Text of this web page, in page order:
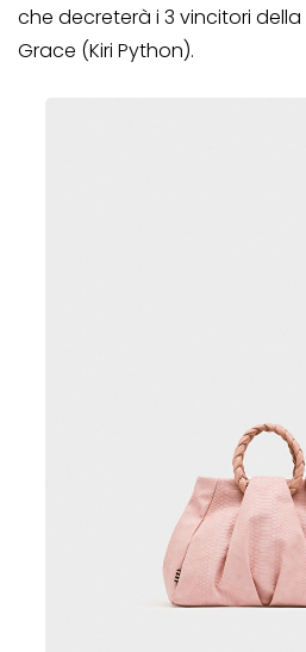
che decreterà i 3 vincitori
Grace (Kiri Python).